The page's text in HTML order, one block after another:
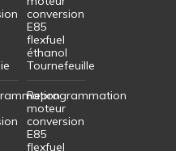
conversion
E85
flexfuel
éthanol
Tournefeuille
Reprogrammation
moteur
conversion
E85
flexfuel